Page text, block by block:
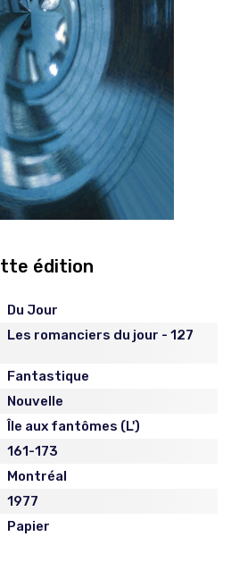
édition
Du Jour
Les romanciers du jour - 127
Fantastique
Nouvelle
Île aux fantômes (L')
161-173
Montréal
1977
Papier